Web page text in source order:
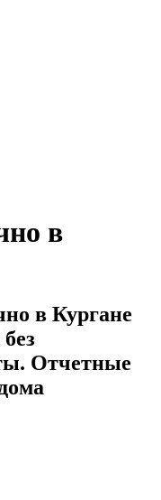
в
в Кургане
Отчетные